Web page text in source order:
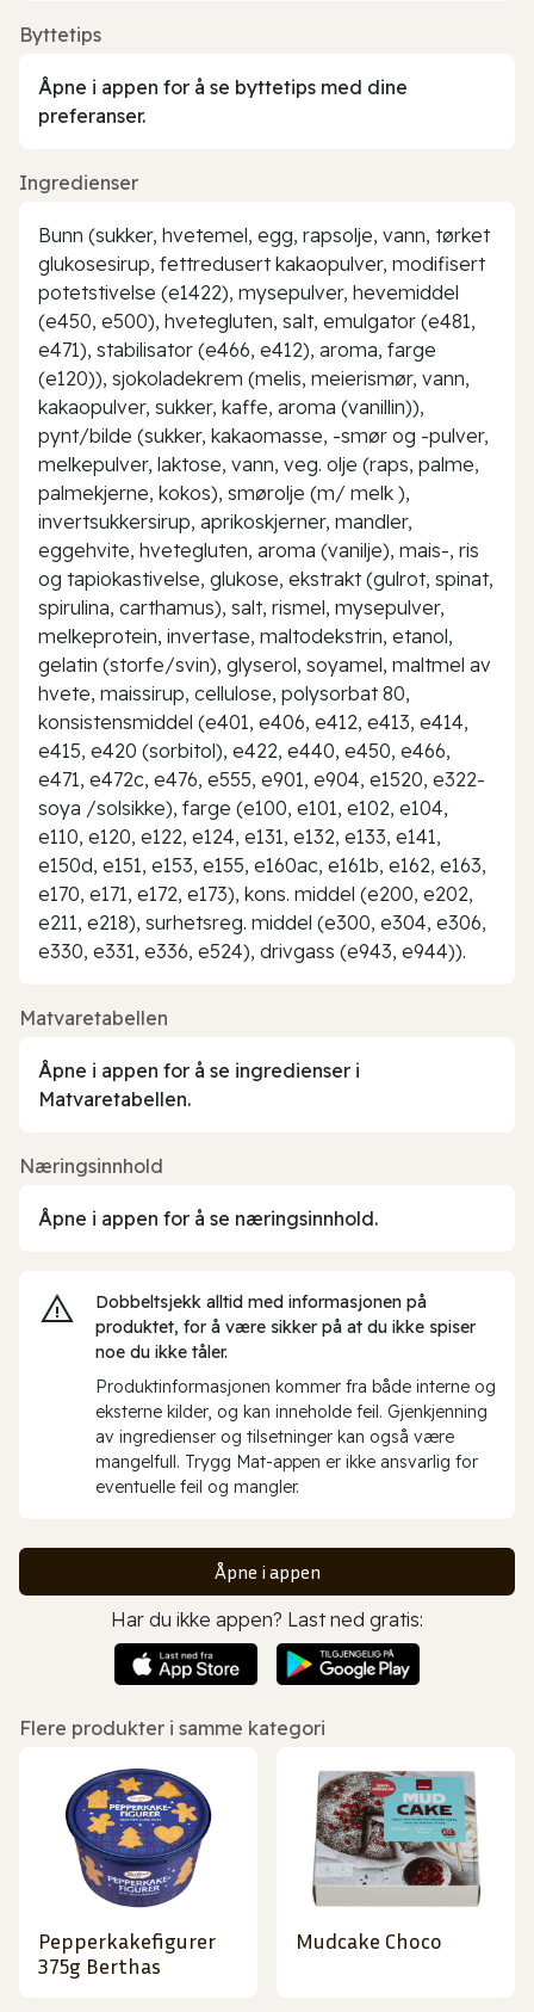
Byttetips
Åpne i appen for å se byttetips med dine
preferanser.
Ingredienser
Bunn (sukker, hvetemel, egg, rapsolje, vann, tørket
glukosesirup, fettredusert kakaopulver, modifisert
potetstivelse (e1422), mysepulver, hevemiddel
(e450, e500), hvetegluten, salt, emulgator (e481,
e471), stabilisator (e466, e412), aroma, farge
(e120)), sjokoladekrem (melis, meierismør, vann,
kakaopulver, sukker, kaffe, aroma (vanillin)),
pynt/bilde (sukker, kakaomasse, -smør og -pulver,
melkepulver, laktose, vann, veg. olje (raps, palme,
palmekjerne, kokos), smørolje (m/ melk ),
invertsukkersirup, aprikoskjerner, mandler,
eggehvite, hvetegluten, aroma (vanilje), mais-, ris
og tapiokastivelse, glukose, ekstrakt (gulrot, spinat,
spirulina, carthamus), salt, rismel, mysepulver,
melkeprotein, invertase, maltodekstrin, etanol,
gelatin (storfe/svin), glyserol, soyamel, maltmel av
hvete, maissirup, cellulose, polysorbat 80,
konsistensmiddel (e401, e406, e412, e413, e414,
e415, e420 (sorbitol), e422, e440, e450, e466,
e471, e472c, e476, e555, e901, e904, e1520, e322-
soya /solsikke), farge (e100, e101, e102, e104,
e110, e120, e122, e124, e131, e132, e133, e141,
e150d, e151, e153, e155, e160ac, e161b, e162, e163,
e170, e171, e172, e173), kons. middel (e200, e202,
e211, e218), surhetsreg. middel (e300, e304, e306,
e330, e331, e336, e524), drivgass (e943, e944)).
Matvaretabellen
Åpne i appen for å se ingredienser i
Matvaretabellen.
Næringsinnhold
Åpne i appen for å se næringsinnhold.
Dobbeltsjekk alltid med informasjonen på
produktet, for å være sikker på at du ikke spiser
noe du ikke tåler.
Produktinformasjonen kommer fra både interne og
eksterne kilder, og kan inneholde feil. Gjenkjenning
av ingredienser og tilsetninger kan også være
mangelfull. Trygg Mat-appen er ikke ansvarlig for
eventuelle feil og mangler.
Åpne i appen
Har du ikke appen? Last ned gratis:
Flere produkter i samme kategori
Pepperkakefigurer
375g Berthas
Mudcake Choco